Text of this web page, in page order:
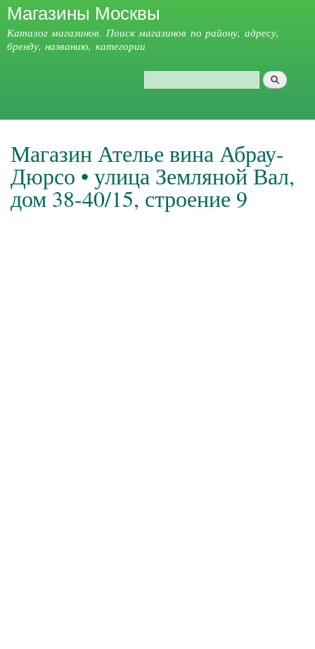
Перейти к
основному
содержанию
Магазины Москвы
Каталог магазинов. Поиск магазинов по району, адресу,
бренду, названию, категории
Магазин Ателье вина Абрау-
Дюрсо • улица Земляной Вал,
дом 38-40/15, строение 9